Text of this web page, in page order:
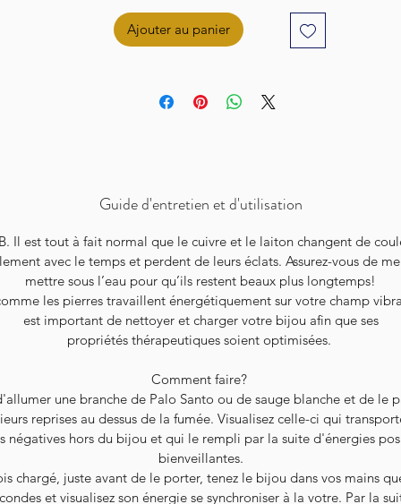
Ajouter au panier
Guide d'entretien et d'utilisation
Il est tout à fait normal que le cuivre et le laiton changent de
avec le temps et perdent de leurs éclats. Assurez-vous de
mettre sous l’eau pour qu’ils restent beaux plus longtemps!
les pierres travaillent énergétiquement sur votre champ
est important de nettoyer et charger votre bijou afin que ses
propriétés thérapeutiques soient optimisées.
Comment faire?
une branche de Palo Santo ou de sauge blanche et de le
reprises au dessus de la fumée. Visualisez celle-ci qui
négatives hors du bijou et qui le rempli par la suite d'énergies
bienveillantes.
chargé, juste avant de le porter, tenez le bijou dans vos mains
et visualisez son énergie se synchroniser à la votre. Par la